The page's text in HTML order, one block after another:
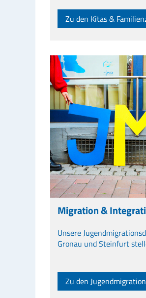
Zu den Kitas &
Migration &
Unsere
Gronau und Steinfurt
Zu den